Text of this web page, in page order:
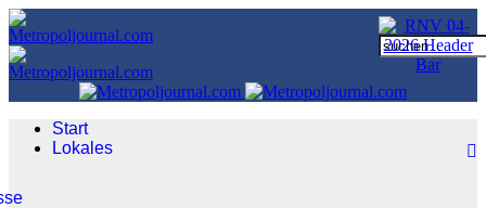
Start
Lokales